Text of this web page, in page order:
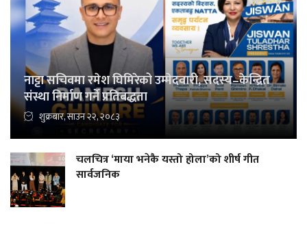
नाट्टा सचिवमा रमेश घिमिरेको उम्मेदवारी, सदस्य–केन्द्रित
संस्था निर्माण गर्ने प्रतिबद्धता
शुक्रबार, साउन २२, २०८३
चलचित्र ‘माया भनेकै यस्तो होला’को शीर्ष गीत
सार्वजनिक